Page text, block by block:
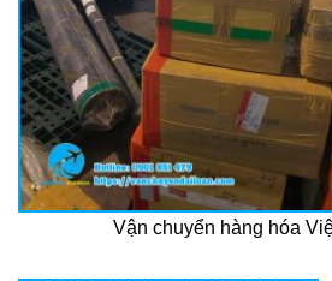
Vận chuyển hàng hóa